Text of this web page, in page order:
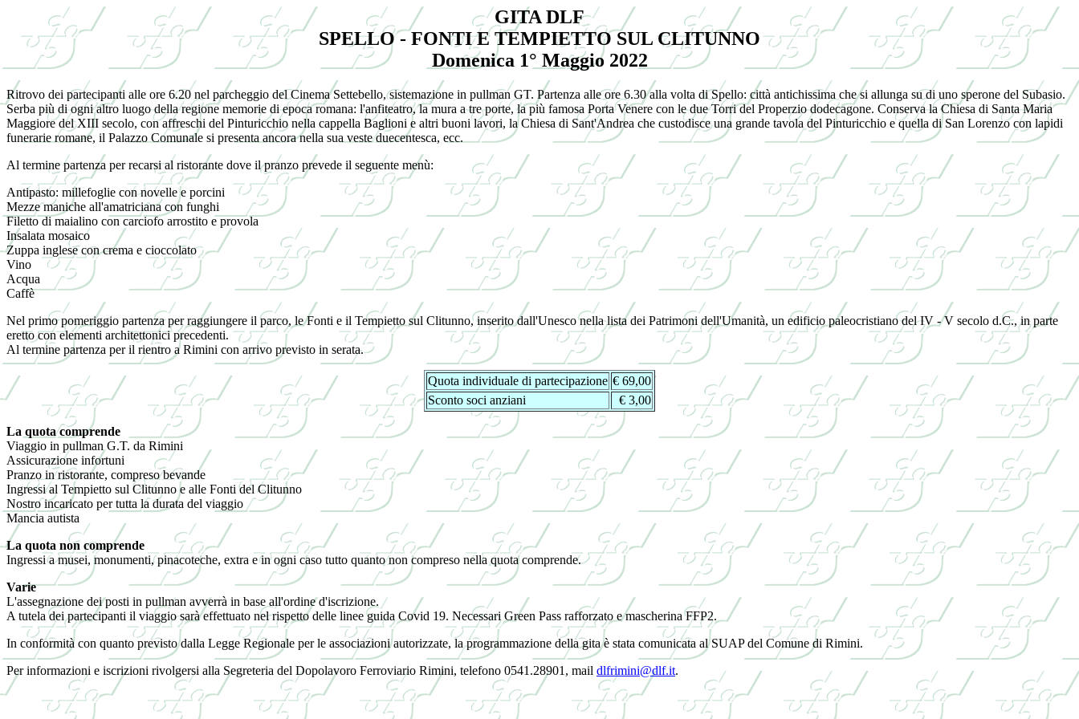
GITA DLF
SPELLO - FONTI E TEMPIETTO SUL CLITUNNO
Domenica 1° Maggio 2022
Ritrovo dei partecipanti alle ore 6.20 nel parcheggio del Cinema Settebello, sistemazione in pullman GT. Partenza alle ore 6.30 alla volta di Spello: città antichissima che si allunga su di uno sperone del Subasio.
Serba più di ogni altro luogo della regione memorie di epoca romana: l'anfiteatro, la mura a tre porte, la più famosa Porta Venere con le due Torri del Properzio dodecagone. Conserva la Chiesa di Santa Maria
Maggiore del XIII secolo, con affreschi del Pinturicchio nella cappella Baglioni e altri buoni lavori, la Chiesa di Sant'Andrea che custodisce una grande tavola del Pinturicchio e quella di San Lorenzo con lapidi
funerarie romane, il Palazzo Comunale si presenta ancora nella sua veste duecentesca, ecc.
Al termine partenza per recarsi al ristorante dove il pranzo prevede il seguente menù:
Antipasto: millefoglie con novelle e porcini
Mezze maniche all'amatriciana con funghi
Filetto di maialino con carciofo arrostito e provola
Insalata mosaico
Zuppa inglese con crema e cioccolato
Vino
Acqua
Caffè
Nel primo pomeriggio partenza per raggiungere il parco, le Fonti e il Tempietto sul Clitunno, inserito dall'Unesco nella lista dei Patrimoni dell'Umanità, un edificio paleocristiano del IV - V secolo d.C., in parte
eretto con elementi architettonici precedenti.
Al termine partenza per il rientro a Rimini con arrivo previsto in serata.
Quota individuale di partecipazione € 69,00
Sconto soci anziani
€ 3,00
La quota comprende
Viaggio in pullman G.T. da Rimini
Assicurazione infortuni
Pranzo in ristorante, compreso bevande
Ingressi al Tempietto sul Clitunno e alle Fonti del Clitunno
Nostro incaricato per tutta la durata del viaggio
Mancia autista
La quota non comprende
Ingressi a musei, monumenti, pinacoteche, extra e in ogni caso tutto quanto non compreso nella quota comprende.
Varie
L'assegnazione dei posti in pullman avverrà in base all'ordine d'iscrizione.
A tutela dei partecipanti il viaggio sarà effettuato nel rispetto delle linee guida Covid 19. Necessari Green Pass rafforzato e mascherina FFP2.
In conformità con quanto previsto dalla Legge Regionale per le associazioni autorizzate, la programmazione della gita è stata comunicata al SUAP del Comune di Rimini.
Per informazioni e iscrizioni rivolgersi alla Segreteria del Dopolavoro Ferroviario Rimini, telefono 0541.28901, mail dlfrimini@dlf.it.